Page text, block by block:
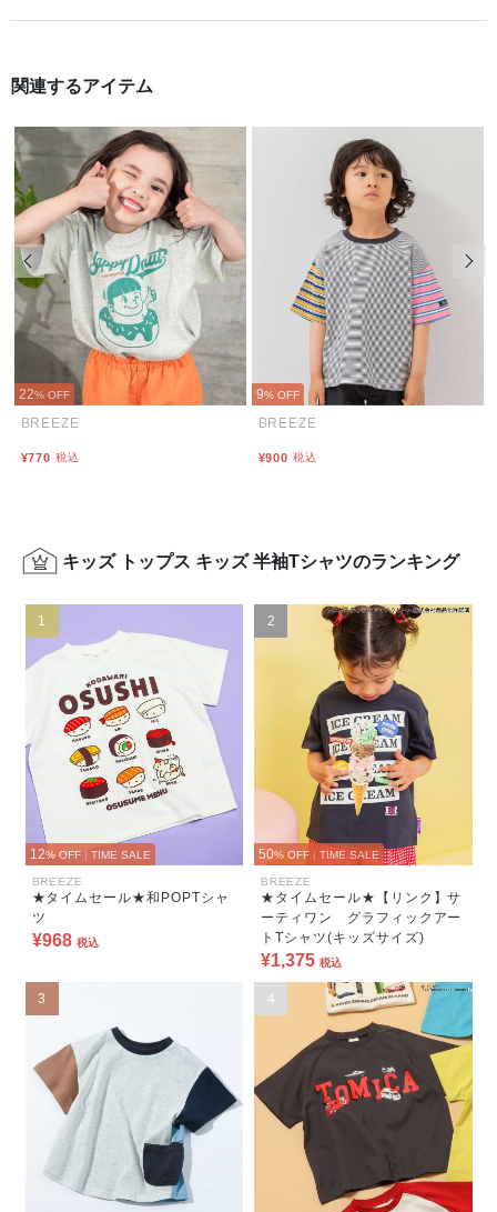
関連するアイテム
22% OFF
BREEZE
¥770 税込
9% OFF
BREEZE
¥900 税込
前の画像 次
キッズ トップス キッズ 半袖Tシャツのランキング
1
12% OFF TIME SALE
BREEZE
★タイムセール★和POPTシャ
ツ
¥968 税込
2
50% OFF | TIME SALE
BREEZE
★タイムセール★【リンク】サ
ーティワン グラフィックアー
トTシャツ(キッズサイズ)
¥1,375 税込
3 4